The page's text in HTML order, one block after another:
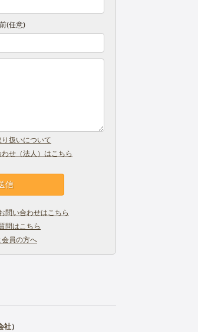
(任意)
扱いについて
せ（法人）はこちら
問い合わせはこちら
問はこちら
会員の方へ
社）